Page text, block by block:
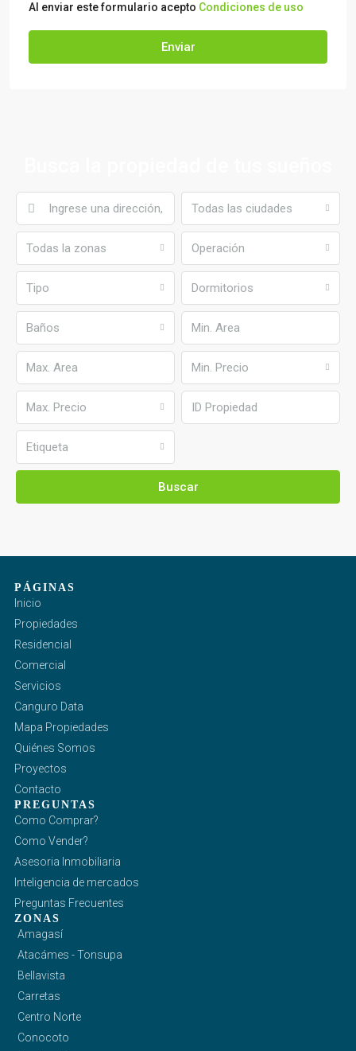
Al enviar este formulario acepto Condiciones de uso
Enviar
Todas las ciudades
Todas la zonas Operación
Tipo Dormitorios
Baños
Min. Precio
Max. Precio
Etiqueta
Buscar
PÁGINAS
Inicio
Propiedades
Residencial
Comercial
Servicios
Canguro Data
Mapa Propiedades
Quiénes Somos
Proyectos
Contacto
PREGUNTAS
Como Comprar?
Como Vender?
Asesoria Inmobiliaria
Inteligencia de mercados
Preguntas Frecuentes
ZONAS
Amagasí
Atacámes - Tonsupa
Bellavista
Carretas
Centro Norte
Conocoto